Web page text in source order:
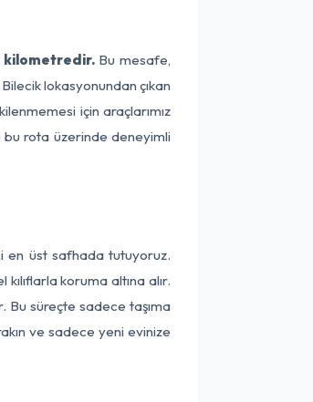
kilometredir.Bu mesafe,
lokasyonundan çıkan
için araçlarımız
bu rota üzerinde deneyimli
en üst safhada tutuyoruz.
koruma altına alır.
Bu süreçte sadece taşıma
ve sadece yeni evinize